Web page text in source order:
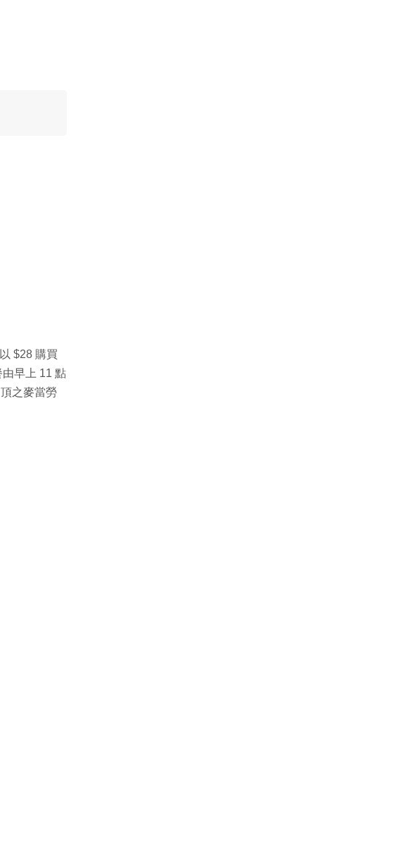
$28 購買
早上 11 點
之麥當勞